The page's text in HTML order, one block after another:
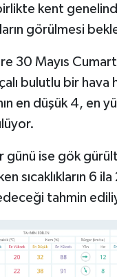
kent
görülmesi
30 Mayıs
bulutlu bir hava
en düşük 4, en
günü ise gök
sıcaklıkların 6
tahmin